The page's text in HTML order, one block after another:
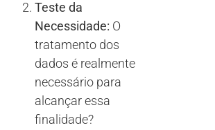
Teste da
Necessidade: O
tratamento dos
dados é realmente
necessário para
alcançar essa
finalidade?